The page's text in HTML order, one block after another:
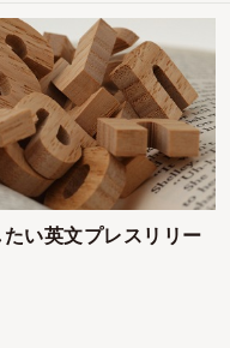
い英文プレスリリー